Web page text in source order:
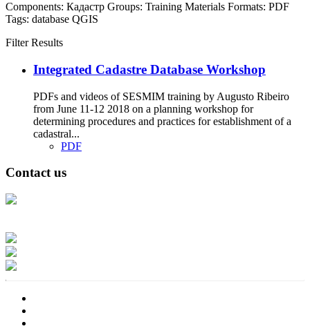
Components: Кадастр Groups: Training Materials Formats: PDF
Tags: database QGIS
Filter Results
Integrated Cadastre Database Workshop
PDFs and videos of SESMIM training by Augusto Ribeiro
from June 11-12 2018 on a planning workshop for
determining procedures and practices for establishment of a
cadastral...
PDF
Contact us